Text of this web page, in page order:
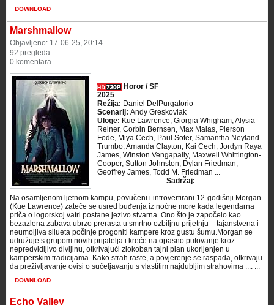
DOWNLOAD
Marshmallow
Objavljeno: 17-06-25, 20:14
92 pregleda
0 komentara
Horor / SF
2025
Režija: Daniel DelPurgatorio
Scenarij: Andy Greskoviak
Uloge: Kue Lawrence, Giorgia Whigham, Alysia
Reiner, Corbin Bernsen, Max Malas, Pierson
Fode, Miya Cech, Paul Soter, Samantha Neyland
Trumbo, Amanda Clayton, Kai Cech, Jordyn Raya
James, Winston Vengapally, Maxwell Whittington-
Cooper, Sutton Johnston, Dylan Friedman,
Geoffrey James, Todd M. Friedman ...
Sadržaj:
Na osamljenom ljetnom kampu, povučeni i introvertirani 12‑godišnji Morgan
(Kue Lawrence) zateče se usred buđenja iz noćne more kada legendarna
priča o logorskoj vatri postane jezivo stvarna. Ono što je započelo kao
bezazlena zabava ubrzo prerasta u smrtno ozbiljnu prijetnju – tajanstvena i
neumoljiva silueta počinje progoniti kampere kroz gustu šumu.Morgan se
udružuje s grupom novih prijatelja i kreće na opasno putovanje kroz
nepredvidljivo divljinu, otkrivajući zlokoban tajni plan ukorijenjen u
kamperskim tradicijama .Kako strah raste, a povjerenje se raspada, otkrivaju
da preživljavanje ovisi o sučeljavanju s vlastitim najdubljim strahovima .... ...
DOWNLOAD
Echo Valley